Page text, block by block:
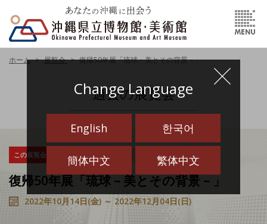
Change Language
English 한국어
簡体中文 繁体中文
ホーム 展覧会 復帰50年展「琉球－美とその背景－」
過去の展覧会
この展覧会は終了しました 博物館
復帰50年展「琉球－美とその背景－」
2022年10月14日(金) ～ 2022年12月04日(日)